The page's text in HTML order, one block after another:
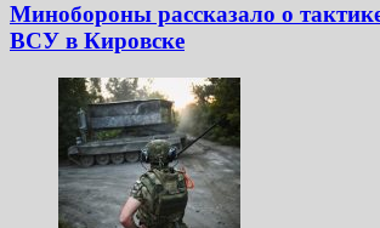
Минобороны рассказало о
ВСУ в Кировске